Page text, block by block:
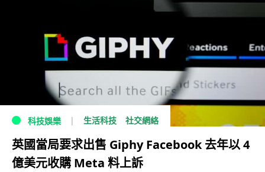
科技娛樂 生活科技 社交網絡
英國當局要求出售 Giphy Facebook 去年以 4
億美元收購 Meta 料上訴